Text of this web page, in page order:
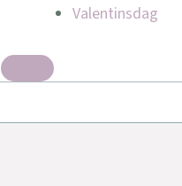
Valentinsdag